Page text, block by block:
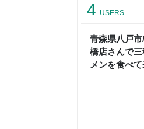
青森県八戸
橋店さんで
メンを食べ
4 USERS